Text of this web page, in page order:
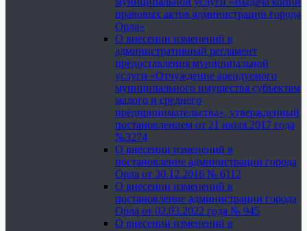
правовых актов администрации города
Орла»
О внесении изменений в
административный регламент
предоставления муниципальной
услуги «Отчуждение арендуемого
муниципального имущества субъектам
малого и среднего
предпринимательства», утвержденный
постановлением от 21 июля 2017 года
№3274
О внесении изменений в
постановление администрации города
Орла от 30.12.2016 № 6112
О внесении изменений в
постановление администрации города
Орла от 02.03.2022 года № 945
О внесении изменений в